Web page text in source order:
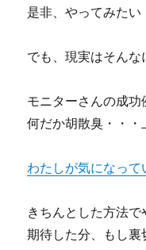
ビ
ス
キ
ル
効
は？
し
是非、やってみたい
でも、現実はそんな
モニターさんの成功
何だか胡散臭・・・
わたしが気になって
きちんとした方法
期待した分、もし